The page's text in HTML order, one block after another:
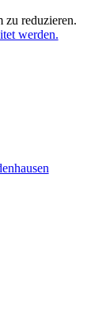
zu reduzieren.
werden.